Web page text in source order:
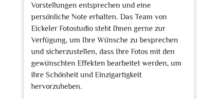
Vorstellungen entsprechen und eine
persönliche Note erhalten. Das Team von
Eickeler Fotostudio steht Ihnen gerne zur
Verfügung, um Ihre Wünsche zu besprechen
und sicherzustellen, dass Ihre Fotos mit den
gewünschten Effekten bearbeitet werden, um
ihre Schönheit und Einzigartigkeit
hervorzuheben.